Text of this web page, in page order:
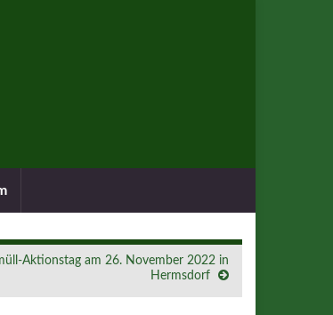
Aktionstag am 26. November 2022 in
Hermsdorf